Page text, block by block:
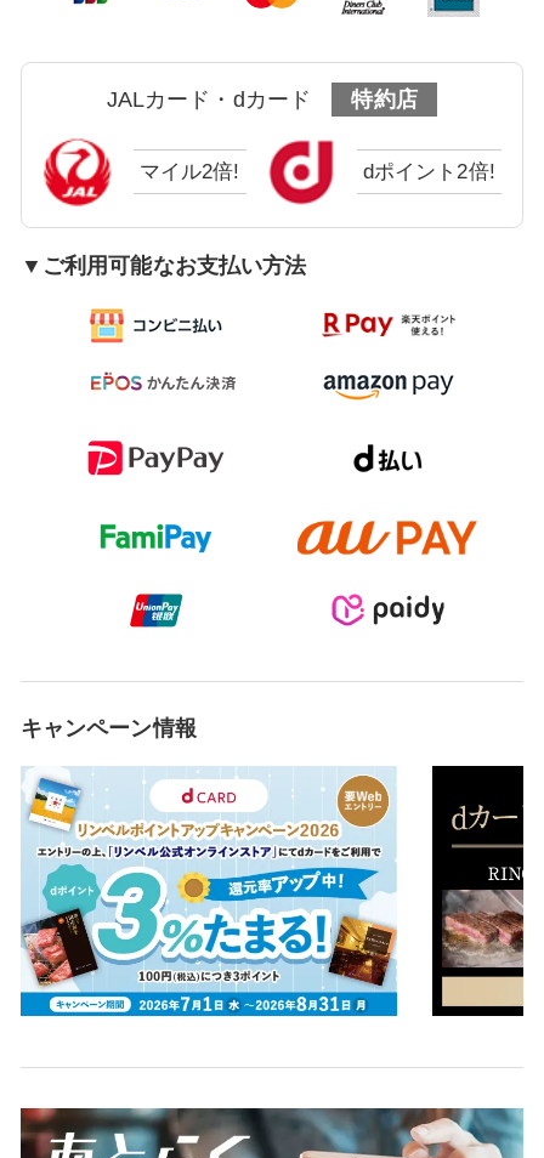
JALカード・dカード 特約店
マイル2倍! dポイント2倍!
▼ご利用可能なお支払い方法
キャンペーン情報